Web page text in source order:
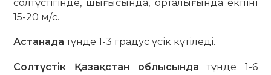
солтүстігінде, шығысында, орталығында екпіні
15-20 м/с.
Астанада түнде 1-3 градус үсік күтіледі.
Солтүстік Қазақстан облысындатүнде 1-6